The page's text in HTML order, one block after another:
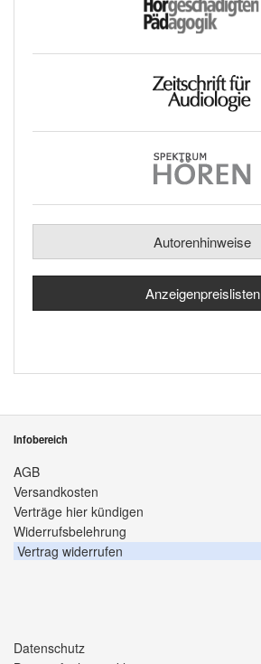
Autorenhinweise
Anzeigenpreislisten
Infobereich
AGB
Versandkosten
Verträge hier kündigen
Widerrufsbelehrung
Vertrag widerrufen
Datenschutz